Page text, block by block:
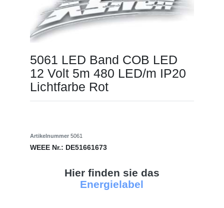
5061 LED Band COB LED
12 Volt 5m 480 LED/m IP20
Lichtfarbe Rot
Artikelnummer 5061
WEEE Nr.: DE51661673
Hier finden sie das
Energielabel